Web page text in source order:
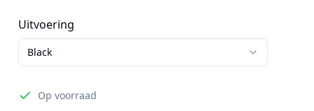
Uitvoering
Black
Op voorraad